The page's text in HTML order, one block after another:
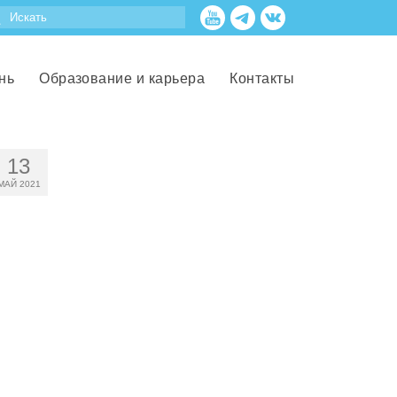
Образование и карьера Контакты
13
2021